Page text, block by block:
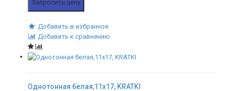
Запросить цену
Добавить в избранное
Добавить к сравнению
Однотонная белая,11x17, KRATKI